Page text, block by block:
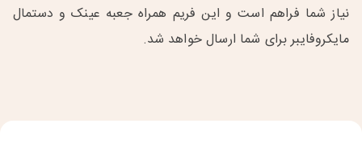
نیاز شما فراهم است و این فریم همراه جعبه عینک و دستمال
مایکروفایبر برای شما ارسال خواهد شد.